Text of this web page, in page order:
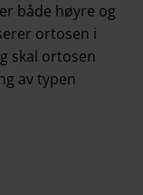
både høyre og
ortosen i
skal ortosen
av typen